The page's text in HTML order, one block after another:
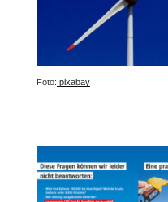
Foto: pixabay